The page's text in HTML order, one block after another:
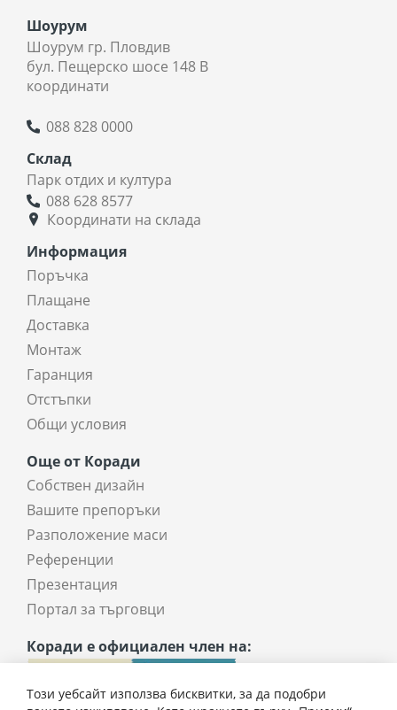
Шоурум
Шоурум гр. Пловдив
бул. Пещерско шосе 148 В
координати
088 828 0000
Склад
Парк отдих и култура
088 628 8577
Координати на склада
Информация
Поръчка
Плащане
Доставка
Монтаж
Гаранция
Отстъпки
Общи условия
Още от Коради
Собствен дизайн
Вашите препоръки
Разположение маси
Референции
Презентация
Портал за търговци
Коради е официален член на:
Този уебсайт използва бисквитки, за да подобри